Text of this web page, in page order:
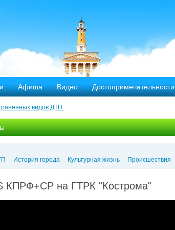
Афиша Видео Достопримечательности
видов ДТП.
аварии на Чернобыльской АЭС
в Кострому.
20 человек
История города Культурная жизнь Происшествия
КПРФ+СР на ГТРК "Кострома"